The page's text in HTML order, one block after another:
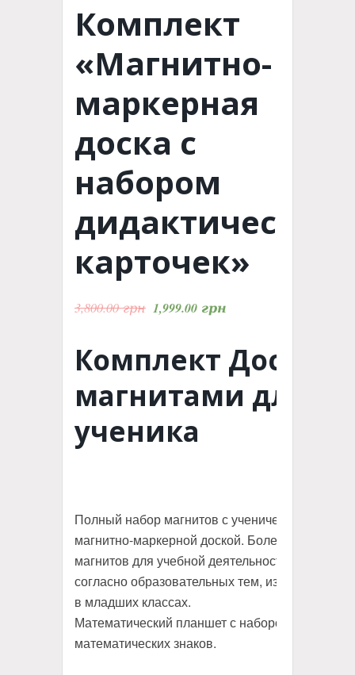
Комплект
«Магнитно-
маркерная
доска с
набором
дидактических
карточек»
3,800.00грн 1,999.00 грн
Комплект Доска с
магнитами для
ученика
Полный набор магнитов с ученической
магнитно-маркерной доской. Более 1000
магнитов для учебной деятельности
согласно образовательных тем, изучаемых
в младших классах.
Математический планшет с набором цифр и
математических знаков.